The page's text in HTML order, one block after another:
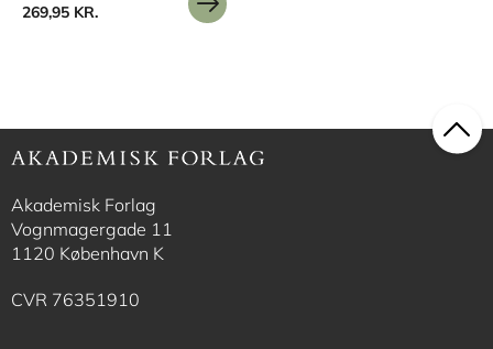
269,95 KR.
Akademisk Forlag
Vognmagergade 11
1120 København K
CVR 76351910